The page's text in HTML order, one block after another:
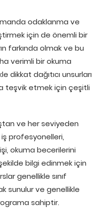
odaklanma ve
için de önemli bir
farkında olmak ve bu
verimli bir okuma
dikkat dağıtıcı unsurları
teşvik etmek için çeşitli
ve her seviyeden
profesyonelleri,
okuma becerilerini
bilgi edinmek için
genellikle sınıf
sunulur ve genellikle
sahiptir.